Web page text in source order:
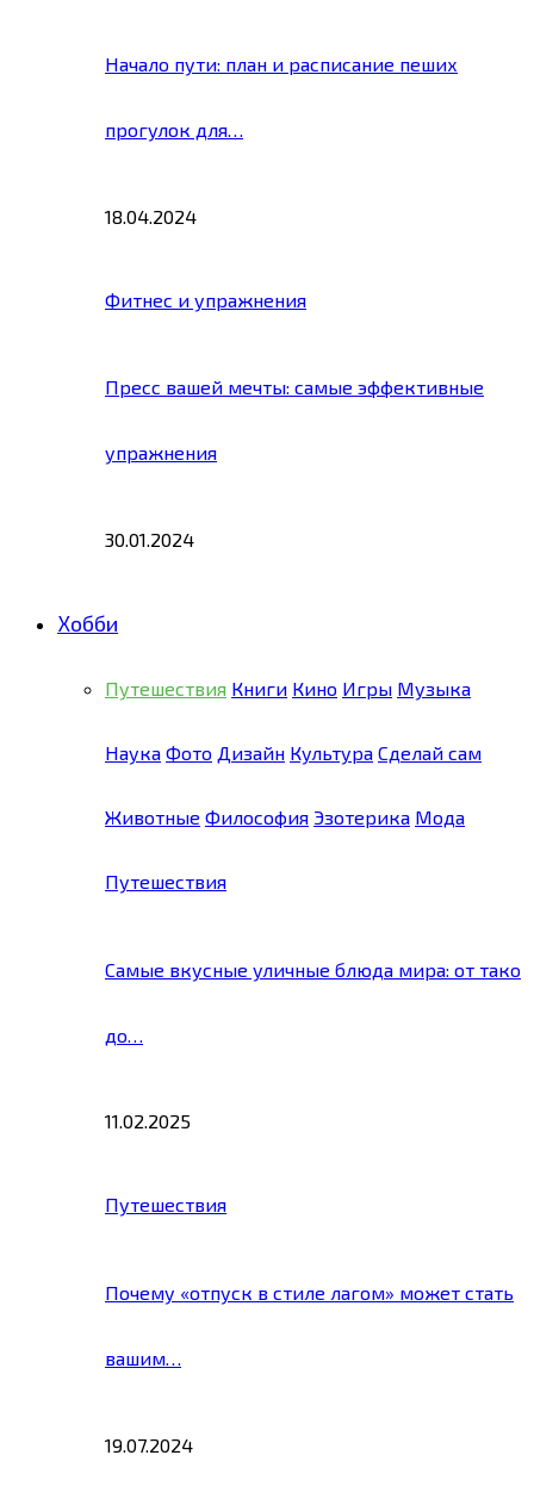
Начало пути: план и расписание пеших
прогулок для…
18.04.2024
Фитнес и упражнения
Пресс вашей мечты: самые эффективные
упражнения
30.01.2024
Хобби
Путешествия Книги Кино Игры Музыка
Наука Фото Дизайн Культура Сделай сам
Животные Философия Эзотерика Мода
Путешествия
Самые вкусные уличные блюда мира: от тако
до…
11.02.2025
Путешествия
Почему «отпуск в стиле лагом» может стать
вашим…
19.07.2024